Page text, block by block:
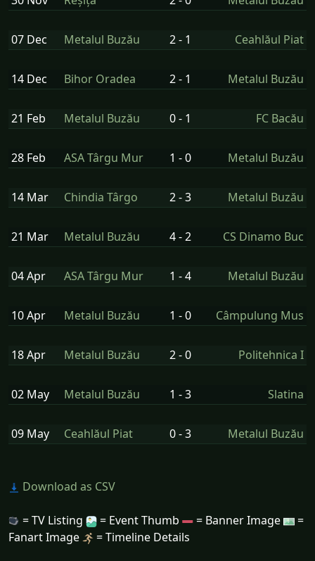
07 Dec Metalul Buzău 2 - 1 Ceahlăul Piat
14 Dec Bihor Oradea 2 - 1 Metalul Buzău
21 Feb Metalul Buzău 0 - 1 FC Bacău
28 Feb ASA Târgu Mur 1 - 0 Metalul Buzău
14 Mar Chindia Târgo 2 - 3 Metalul Buzău
21 Mar Metalul Buzău 4 - 2 CS Dinamo Buc
04 Apr ASA Târgu Mur 1 - 4 Metalul Buzău
10 Apr Metalul Buzău 1 - 0 Câmpulung Mus
18 Apr Metalul Buzău 2 - 0 Politehnica I
02 May Metalul Buzău 1 - 3 Slatina
09 May Ceahlăul Piat 0 - 3 Metalul Buzău
Download as CSV
= TV Listing = Event Thumb = Banner Image
=
Fanart Image
= Timeline Details